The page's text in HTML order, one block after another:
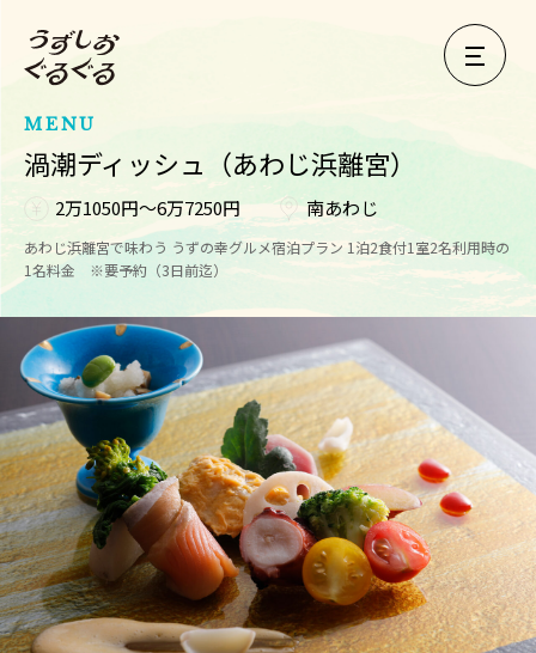
MENU
渦潮ディッシュ（あわじ浜離宮）
2万1050円～6万7250円 南あわじ
あわじ浜離宮で味わう うずの幸グルメ宿泊プラン 1泊2食付1室2名利用時の
1名料金 ※要予約（3日前迄）